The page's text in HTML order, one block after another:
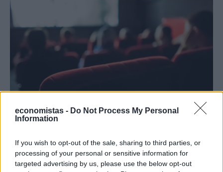
economistas - Do Not Process My Personal
Information
If you wish to opt-out of the sale, sharing to third parties, or
processing of your personal or sensitive information for
targeted advertising by us, please use the below opt-out
STORIES
ταινίες